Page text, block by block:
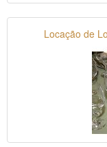
Locação de